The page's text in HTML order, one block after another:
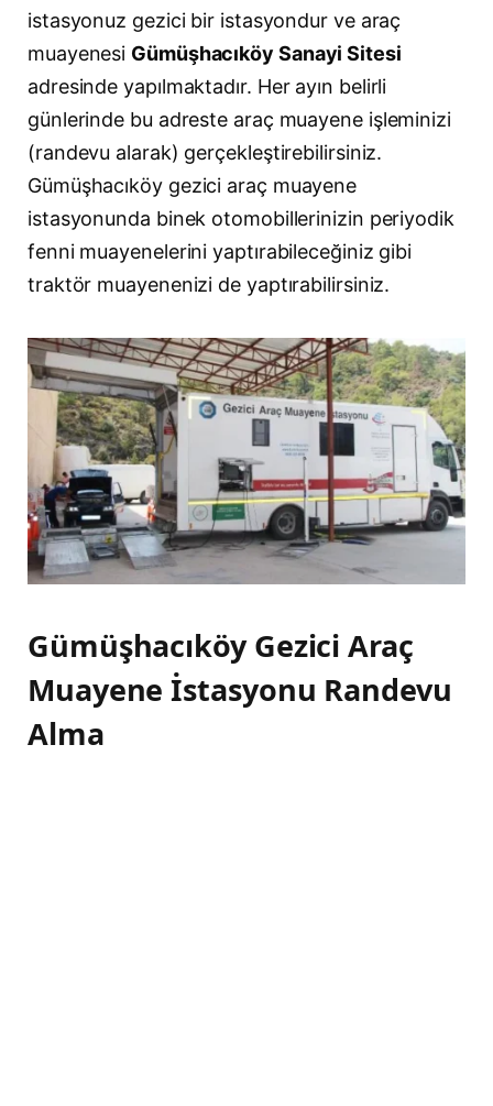
istasyonuz gezici bir istasyondur ve araç
muayenesi Gümüşhacıköy Sanayi Sitesi
adresinde yapılmaktadır. Her ayın belirli
günlerinde bu adreste araç muayene işleminizi
(randevu alarak) gerçekleştirebilirsiniz.
Gümüşhacıköy gezici araç muayene
istasyonunda binek otomobillerinizin periyodik
fenni muayenelerini yaptırabileceğiniz gibi
traktör muayenenizi de yaptırabilirsiniz.
Gümüşhacıköy Gezici Araç
Muayene İstasyonu Randevu
Alma